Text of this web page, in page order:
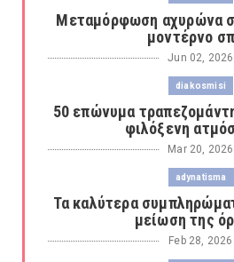
Μεταμόρφωση αχυρώνα
μοντέρνο
Jun 02, 2026
diakosmisi
50 επώνυμα
φιλόξενη
Mar 20, 2026
adynatisma
Τα καλύτερα
μείωση της
Feb 28, 2026